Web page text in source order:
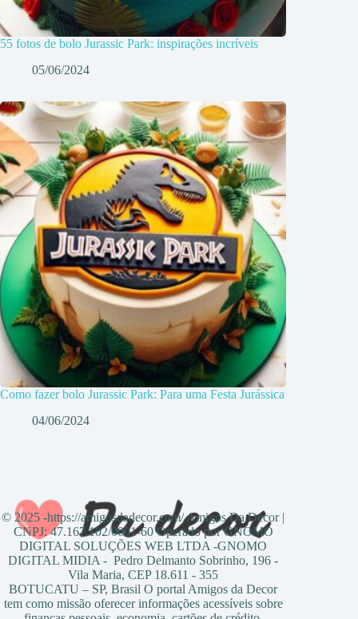
55 fotos de bolo Jurassic Park: inspirações incríveis
05/06/2024
Como fazer bolo Jurassic Park: Para uma Festa Jurássica
04/06/2024
© 2025 -https://amigosdadecor.com/ Amigos Da Decor |
CNPJ: 47.167.102/0001-60 Operado por GNOMO
DIGITAL SOLUÇÕES WEB LTDA -GNOMO
DIGITAL MIDIA - Pedro Delmanto Sobrinho, 196 -
Vila Maria, CEP 18.611 - 355
BOTUCATU – SP, Brasil O portal Amigos da Decor
tem como missão oferecer informações acessíveis sobre